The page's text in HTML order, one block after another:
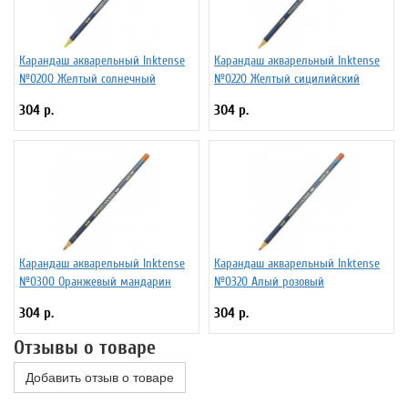
Карандаш акварельный Inktense
№0200 Желтый солнечный
304 р.
Карандаш акварельный Inktense
№0220 Желтый сицилийский
304 р.
Карандаш акварельный Inktense
№0300 Оранжевый мандарин
304 р.
Карандаш акварельный Inktense
№0320 Алый розовый
304 р.
Отзывы о товаре
Добавить отзыв о товаре